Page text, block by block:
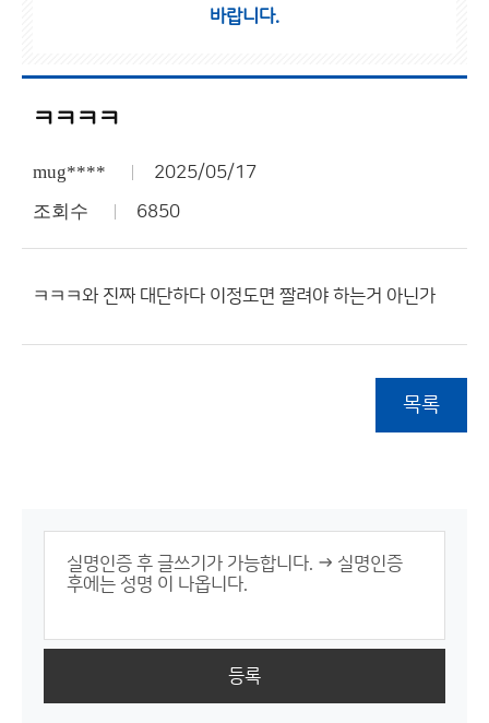
바랍니다.
ㅋㅋㅋㅋ
mug**** 2025/05/17
조회수 6850
ㅋㅋㅋ와 진짜 대단하다 이정도면 짤려야 하는거 아닌가
목록
등록